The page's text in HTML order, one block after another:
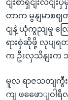
ငျးစာရှငျးလငျ
တာက မွနျမာစဈ
ငျနဲ့ ယုံကွညျမှု လ
ရားစှဲဆိုဖို့ လုပျရ
က ဦးလှသိနျးက
မူလ ရာဇသတျကွီး
ကျ ဖဖေောျဝါ